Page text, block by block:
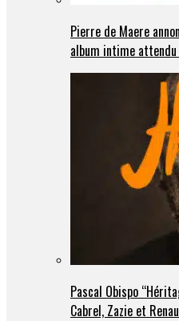
Pierre de Maere
album intime
Pascal Obispo
Cabrel, Zazie et